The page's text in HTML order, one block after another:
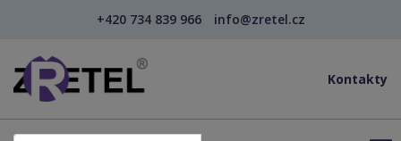
+420 734 839 966 info@zretel.cz
Kontakty